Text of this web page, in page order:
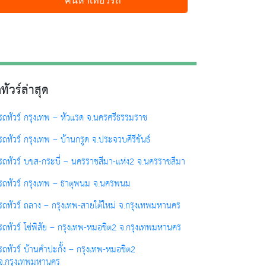
วร์ล่าสุด
ถทัวร์ กรุงเทพ – หัวแรด จ.นครศรีธรรมราช
ถทัวร์ กรุงเทพ – บ้านกรูด จ.ประจวบคีรีขันธ์
ถทัวร์ บขส-กระบี่ – นครราชสีมา-แห่ง2 จ.นครราชสีมา
ถทัวร์ กรุงเทพ – ธาตุพนม จ.นครพนม
ถทัวร์ ถลาง – กรุงเทพ-สายใต้ใหม่ จ.กรุงเทพมหานคร
ถทัวร์ โซ่พิสัย – กรุงเทพ-หมอชิต2 จ.กรุงเทพมหานคร
ถทัวร์ บ้านคำปะกั้ง – กรุงเทพ-หมอชิต2
.กรุงเทพมหานคร